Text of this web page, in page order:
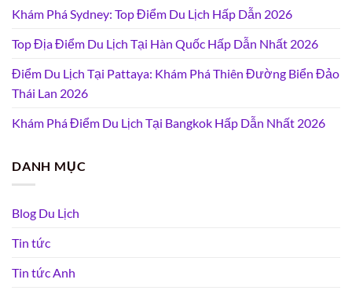
Khám Phá Sydney: Top Điểm Du Lịch Hấp Dẫn 2026
Top Địa Điểm Du Lịch Tại Hàn Quốc Hấp Dẫn Nhất 2026
Điểm Du Lịch Tại Pattaya: Khám Phá Thiên Đường Biển Đảo
Thái Lan 2026
Khám Phá Điểm Du Lịch Tại Bangkok Hấp Dẫn Nhất 2026
DANH MỤC
Blog Du Lịch
Tin tức
Tin tức Anh